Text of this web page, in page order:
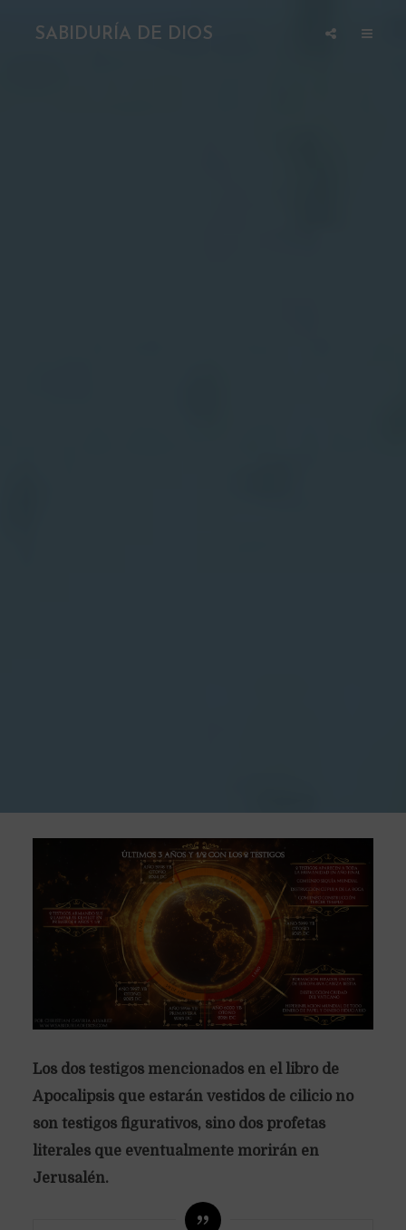
SABIDURÍA DE DIOS
Los dos testigos mencionados en el libro de
Apocalipsis que estarán vestidos de cilicio no
son testigos figurativos, sino dos profetas
literales que eventualmente morirán en
Jerusalén.